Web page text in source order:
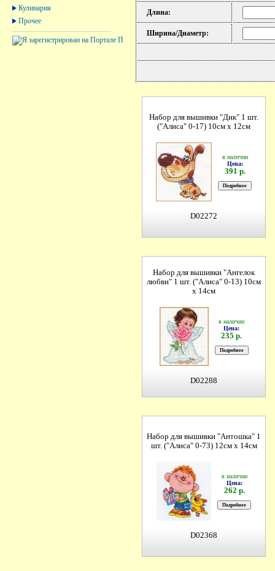
Кулинария
Прочее
Длина:
Ширина/Диаметр:
Набор для вышивки "Дик" 1 шт.
("Алиса" 0-17) 10см х 12см
в наличии
Цена:
391 р.
D02272
Набор для вышивки "Ангелок
любви" 1 шт. ("Алиса" 0-13) 10см
х 14см
в наличии
Цена:
235 р.
D02288
Набор для вышивки "Антошка" 1
шт. ("Алиса" 0-73) 12см х 14см
в наличии
Цена:
262 р.
D02368